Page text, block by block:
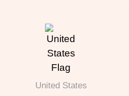
United States